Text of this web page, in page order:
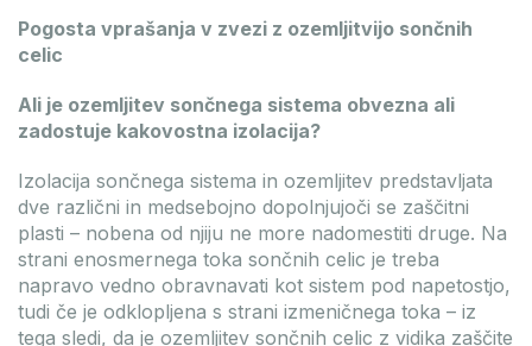
Pogosta vprašanja v zvezi z ozemljitvijo sončnih
celic
Ali je ozemljitev sončnega sistema obvezna ali
zadostuje kakovostna izolacija?
Izolacija sončnega sistema in ozemljitev predstavljata
dve različni in medsebojno dopolnjujoči se zaščitni
plasti – nobena od njiju ne more nadomestiti druge. Na
strani enosmernega toka sončnih celic je treba
napravo vedno obravnavati kot sistem pod napetostjo,
tudi če je odklopljena s strani izmeničnega toka – iz
tega sledi, da je ozemljitev sončnih celic z vidika zaščite